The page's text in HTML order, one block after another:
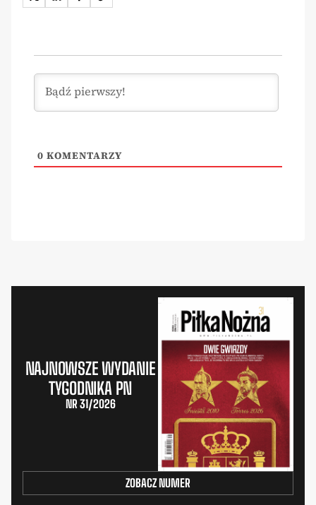
0 KOMENTARZY
NAJNOWSZE WYDANIE
TYGODNIKA PN
NR 31/2026
ZOBACZ NUMER